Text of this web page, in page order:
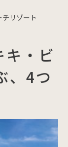
リゾート
・ビ
、4つ